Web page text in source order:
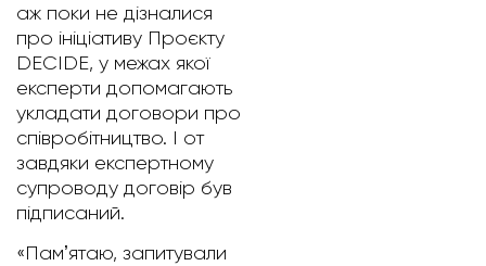
аж поки не дізналися
про ініціативу Проєкту
DECIDE, у межах якої
експерти допомагають
укладати договори про
співробітництво. І от
завдяки експертному
супроводу договір був
підписаний.
«Памʼятаю, запитували